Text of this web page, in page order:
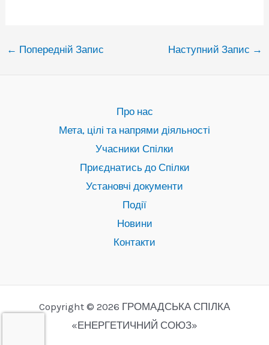
← Попередній Запис Наступний Запис →
Про нас
Мета, цілі та напрями діяльності
Учасники Спілки
Приєднатись до Спілки
Установчі документи
Події
Новини
Контакти
Copyright © 2026 ГРОМАДСЬКА СПІЛКА
«ЕНЕРГЕТИЧНИЙ СОЮЗ»